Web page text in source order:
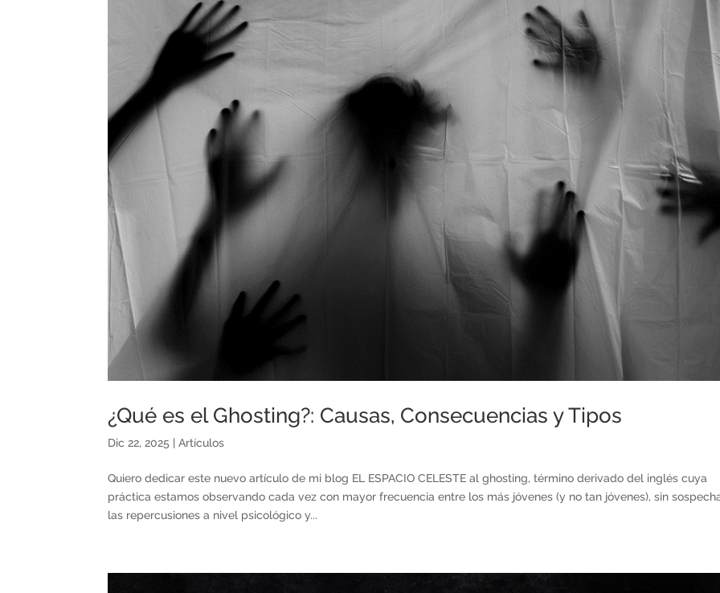
¿Qué es el Ghosting?: Causas, Consecuencias y Tipos
Dic 22, 2025 |Artículos
Quiero dedicar este nuevo artículo de mi blog EL ESPACIO CELESTE al ghosting, término derivado del inglés cuya
práctica estamos observando cada vez con mayor frecuencia entre los más jóvenes (y no tan jóvenes), sin
las repercusiones a nivel psicológico y...